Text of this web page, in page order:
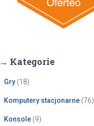
→ Kategorie
Gry(18)
Komputery stacjonarne(76)
Konsole(9)